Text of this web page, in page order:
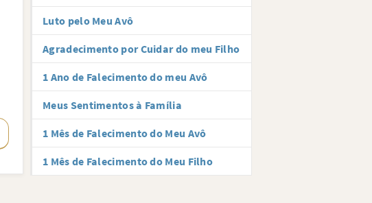
Luto pelo Meu Avô
Agradecimento por Cuidar do meu Filho
1 Ano de Falecimento do meu Avô
Meus Sentimentos à Família
1 Mês de Falecimento do Meu Avô
1 Mês de Falecimento do Meu Filho